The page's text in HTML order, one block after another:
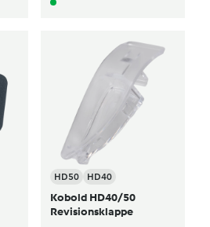
HD50 HD40
Kobold HD40/50
Revisionsklappe